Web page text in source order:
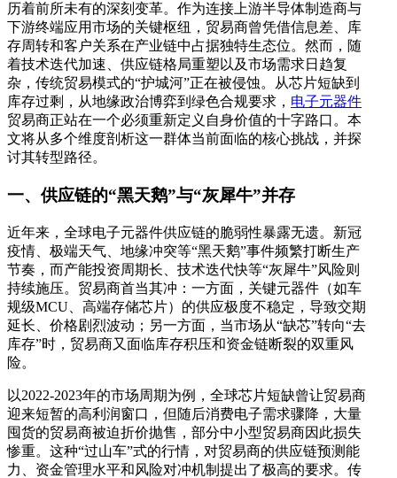
历着前所未有的深刻变革。作为连接上游半导体制造商与
下游终端应用市场的关键枢纽，贸易商曾凭借信息差、库
存周转和客户关系在产业链中占据独特生态位。然而，随
着技术迭代加速、供应链格局重塑以及市场需求日趋复
杂，传统贸易模式的“护城河”正在被侵蚀。从芯片短缺到
库存过剩，从地缘政治博弈到绿色合规要求， 电子元器件
贸易商正站在一个必须重新定义自身价值的十字路口。本
文将从多个维度剖析这一群体当前面临的核心挑战，并探
讨其转型路径。
一、供应链的“黑天鹅”与“灰犀牛”并存
近年来，全球电子元器件供应链的脆弱性暴露无遗。新冠
疫情、极端天气、地缘冲突等“黑天鹅”事件频繁打断生产
节奏，而产能投资周期长、技术迭代快等“灰犀牛”风险则
持续施压。贸易商首当其冲：一方面，关键元器件（如车
规级MCU、高端存储芯片）的供应极度不稳定，导致交期
延长、价格剧烈波动；另一方面，当市场从“缺芯”转向“去
库存”时，贸易商又面临库存积压和资金链断裂的双重风
险。
以2022-2023年的市场周期为例，全球芯片短缺曾让贸易商
迎来短暂的高利润窗口，但随后消费电子需求骤降，大量
囤货的贸易商被迫折价抛售，部分中小型贸易商因此损失
惨重。这种“过山车”式的行情，对贸易商的供应链预测能
力、资金管理水平和风险对冲机制提出了极高的要求。传